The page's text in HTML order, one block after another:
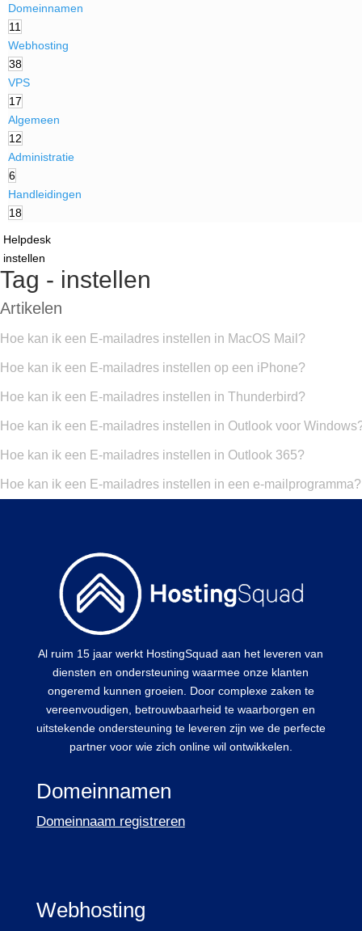
Domeinnamen
11
Webhosting
38
VPS
17
Algemeen
12
Administratie
6
Handleidingen
18
Helpdesk
instellen
Tag - instellen
Artikelen
Hoe kan ik een E-mailadres instellen in MacOS Mail?
Hoe kan ik een E-mailadres instellen op een iPhone?
Hoe kan ik een E-mailadres instellen in Thunderbird?
Hoe kan ik een E-mailadres instellen in Outlook voor
Hoe kan ik een E-mailadres instellen in Outlook 365?
Hoe kan ik een E-mailadres instellen in een e-mailprogramma?
Al ruim 15 jaar werkt HostingSquad aan het leveren van
diensten en ondersteuning waarmee onze klanten
ongeremd kunnen groeien. Door complexe zaken te
vereenvoudigen, betrouwbaarheid te waarborgen en
uitstekende ondersteuning te leveren zijn we de perfecte
partner voor wie zich online wil ontwikkelen.
Domeinnamen
Domeinnaam registreren
Webhosting